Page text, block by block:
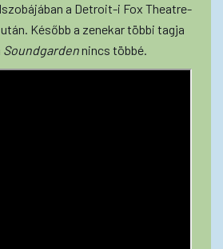
a Detroit-i Fox Theatre-
Később a zenekar többi tagja
Soundgardennincs többé.